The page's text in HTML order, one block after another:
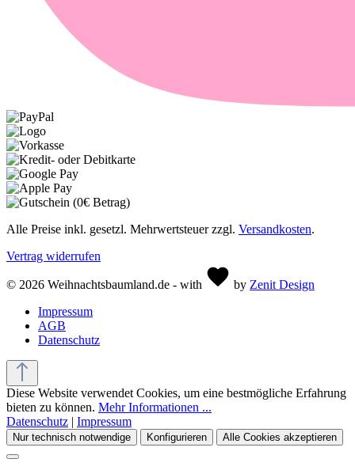
Alle Preise inkl. gesetzl. Mehrwertsteuer zzgl. Versandkosten.
Vertrag widerrufen
© 2026 Weihnachtsbaumland.de - with by Zenit Design
Impressum
AGB
Datenschutz
Diese Website verwendet Cookies, um eine bestmögliche Erfahrung
bieten zu können. Mehr Informationen ...
Datenschutz | Impressum
Nur technisch notwendige Konfigurieren Alle Cookies akzeptieren